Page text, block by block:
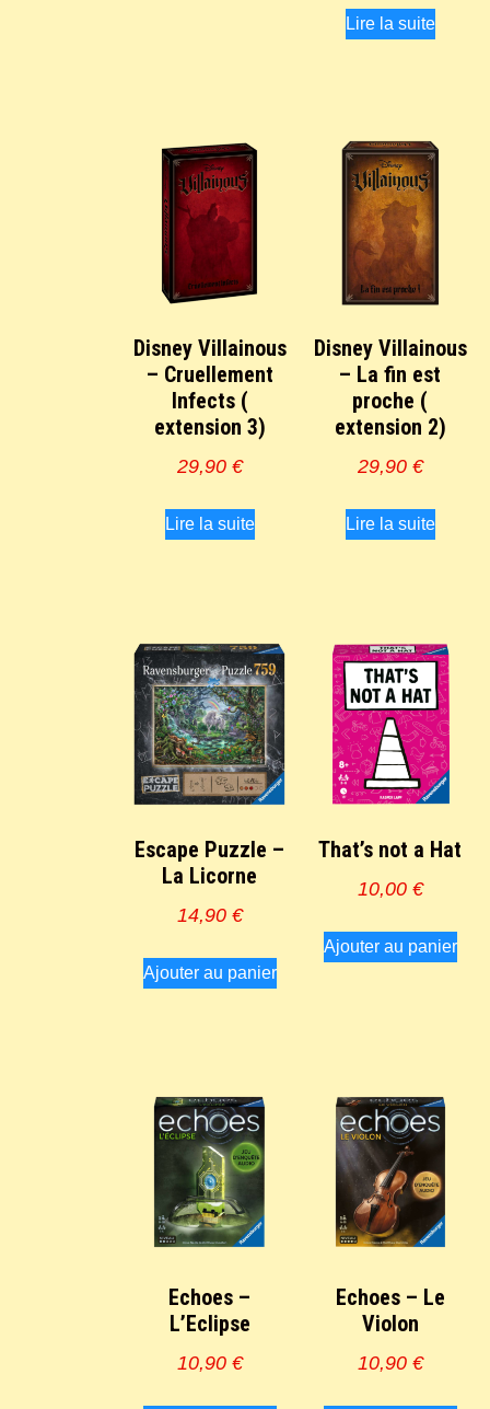
Lire la suite
Disney Villainous
– Cruellement
Infects (
extension 3)
29,90 €
Lire la suite
Disney Villainous
– La fin est
proche (
extension 2)
29,90 €
Lire la suite
Escape Puzzle –
La Licorne
14,90 €
Ajouter au panier
That’s not a Hat
10,00 €
Ajouter au panier
Echoes –
L’Eclipse
10,90 €
Echoes – Le
Violon
10,90 €